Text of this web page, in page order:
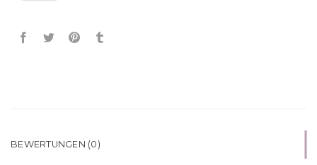
BEWERTUNGEN (0)